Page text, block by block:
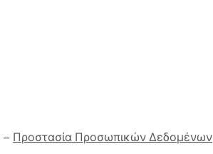
– Προστασία Προσωπικών Δεδομένων